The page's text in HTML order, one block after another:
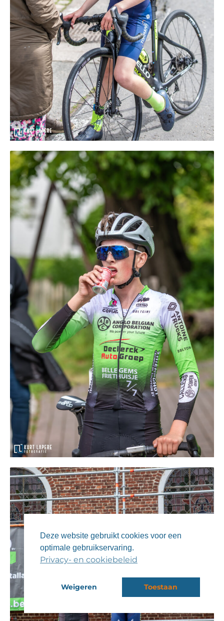
Deze website gebruikt cookies voor een
optimale gebruikservaring.
Privacy- en cookiebeleid
Weigeren Toestaan